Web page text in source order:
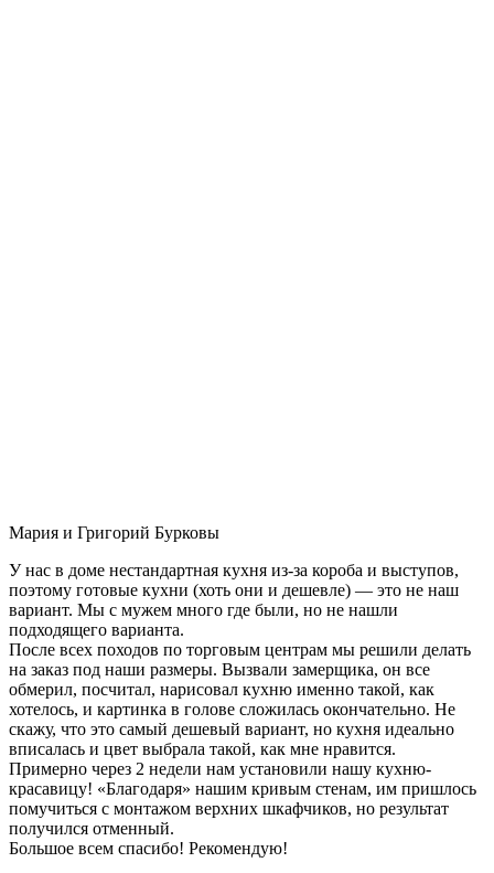
Мария и Григорий Бурковы
У нас в доме нестандартная кухня из-за короба и выступов,
поэтому готовые кухни (хоть они и дешевле) — это не наш
вариант. Мы с мужем много где были, но не нашли
подходящего варианта.
После всех походов по торговым центрам мы решили делать
на заказ под наши размеры. Вызвали замерщика, он все
обмерил, посчитал, нарисовал кухню именно такой, как
хотелось, и картинка в голове сложилась окончательно. Не
скажу, что это самый дешевый вариант, но кухня идеально
вписалась и цвет выбрала такой, как мне нравится.
Примерно через 2 недели нам установили нашу кухню-
красавицу! «Благодаря» нашим кривым стенам, им пришлось
помучиться с монтажом верхних шкафчиков, но результат
получился отменный.
Большое всем спасибо! Рекомендую!